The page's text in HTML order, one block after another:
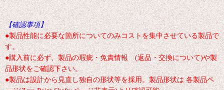
【確認事項】
●製品性能に必要な箇所についてのみコストを集中させている製品で
す。
●購入前に必ず、製品の瑕疵・免責情報 (返品・交換について)や製
品形状をご確認下さい。
●製品は設計から見直し独自の形状等を採用。製品形状は 各製品ペ